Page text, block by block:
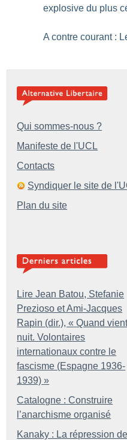
explosive du plus
A contre courant :
Qui sommes-nous ?
Manifeste de l'UCL
Contacts
Syndiquer le site de
Plan du site
Lire Jean Batou, Stefanie
Prezioso et Ami-Jacques
Rapin (dir.), « Quand
nuit. Volontaires
internationaux contre le
fascisme (Espagne 1936-
1939) »
Catalogne : Construire
l’anarchisme organisé
Kanaky : La répression de